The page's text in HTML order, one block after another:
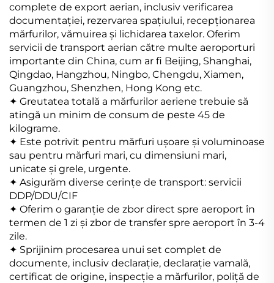
complete de export aerian, inclusiv verificarea
documentației, rezervarea spațiului, recepționarea
mărfurilor, vămuirea și lichidarea taxelor. Oferim
servicii de transport aerian către multe aeroporturi
importante din China, cum ar fi Beijing, Shanghai,
Qingdao, Hangzhou, Ningbo, Chengdu, Xiamen,
Guangzhou, Shenzhen, Hong Kong etc.
✦ Greutatea totală a mărfurilor aeriene trebuie să
atingă un minim de consum de peste 45 de
kilograme.
✦ Este potrivit pentru mărfuri ușoare și voluminoase
sau pentru mărfuri mari, cu dimensiuni mari,
unicate și grele, urgente.
✦ Asigurăm diverse cerințe de transport: servicii
DDP/DDU/CIF
✦ Oferim o garanție de zbor direct spre aeroport în
termen de 1 zi și zbor de transfer spre aeroport în 3-4
zile.
✦ Sprijinim procesarea unui set complet de
documente, inclusiv declarație, declarație vamală,
certificat de origine, inspecție a mărfurilor, poliță de